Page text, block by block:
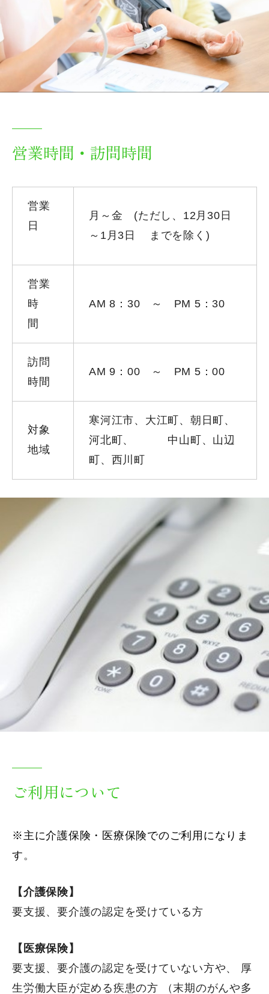
営業時間・訪問時間
営業
日
月～金 (ただし、12月30日
～1月3日 までを除く)
営業
時
間
AM 8：30 ～ PM 5：30
訪問
時間
AM 9：00 ～ PM 5：00
対象
地域
寒河江市、大江町、朝日町、
河北町、 中山町、山辺
町、西川町
ご利用について
※主に介護保険・医療保険でのご利用になりま
す。
【介護保険】
要支援、要介護の認定を受けている方
【医療保険】
要支援、要介護の認定を受けていない方や、 厚
生労働大臣が定める疾患の方 （末期のがんや多